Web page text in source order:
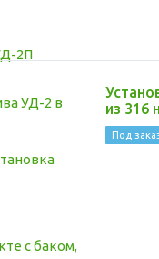
из 316
Под